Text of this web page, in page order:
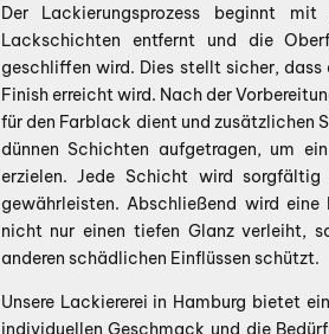
Der Lackierungsprozess beginnt
Lackschichten entfernt und die
geschliffen wird. Dies stellt sicher,
Finish erreicht wird. Nach der
für den Farblack dient und zusätzlichen
dünnen Schichten aufgetragen, um
erzielen. Jede Schicht wird
gewährleisten. Abschließend wird
nicht nur einen tiefen Glanz verleiht,
anderen schädlichen Einflüssen schützt.
Unsere Lackiererei in Hamburg bietet
individuellen Geschmack und die